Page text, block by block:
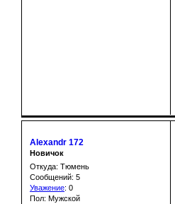
Alexandr 172
Новичок
Откуда: Тюмень
Сообщений: 5
Уважение: 0
Пол: Мужской